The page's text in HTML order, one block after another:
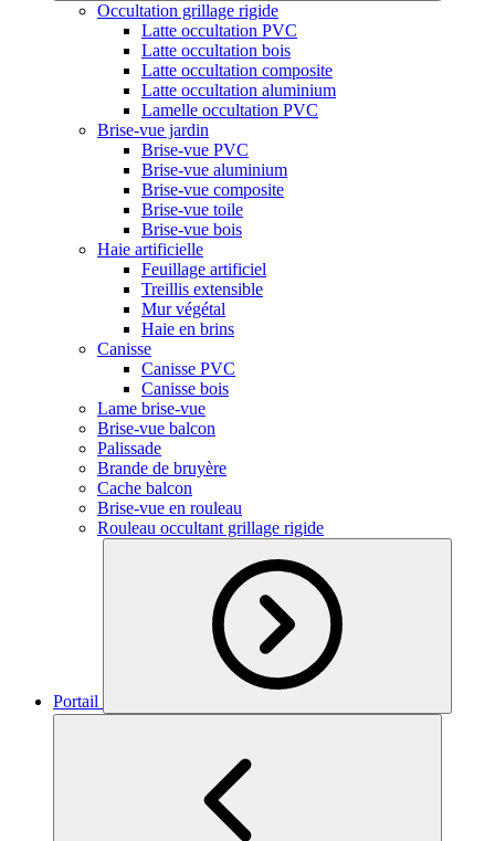
Occultation grillage rigide
Latte occultation PVC
Latte occultation bois
Latte occultation composite
Latte occultation aluminium
Lamelle occultation PVC
Brise-vue jardin
Brise-vue PVC
Brise-vue aluminium
Brise-vue composite
Brise-vue toile
Brise-vue bois
Haie artificielle
Feuillage artificiel
Treillis extensible
Mur végétal
Haie en brins
Canisse
Canisse PVC
Canisse bois
Lame brise-vue
Brise-vue balcon
Palissade
Brande de bruyère
Cache balcon
Brise-vue en rouleau
Rouleau occultant grillage rigide
Portail